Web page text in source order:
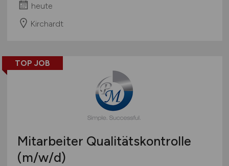
heute
Kirchardt
TOP JOB
Mitarbeiter Qualitätskontrolle
(m/w/d)